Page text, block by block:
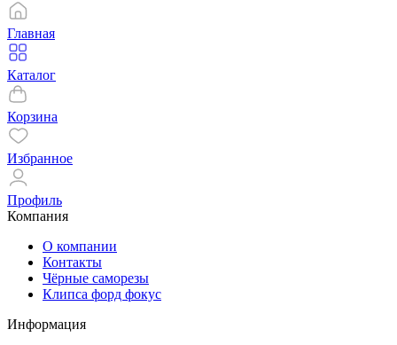
Главная
Каталог
Корзина
Избранное
Профиль
Компания
О компании
Контакты
Чёрные саморезы
Клипса форд фокус
Информация